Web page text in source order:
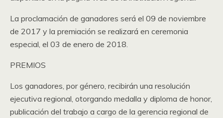
La proclamación de ganadores será el 09 de noviembre
de 2017 y la premiación se realizará en ceremonia
especial, el 03 de enero de 2018.
PREMIOS
Los ganadores, por género, recibirán una resolución
ejecutiva regional, otorgando medalla y diploma de honor,
publicación del trabajo a cargo de la gerencia regional de